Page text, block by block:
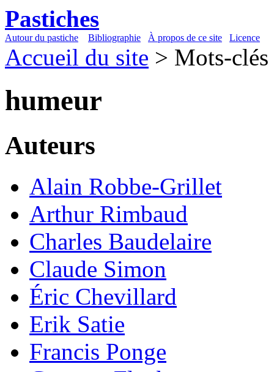
Pastiches
Autour du pastiche Bibliographie À propos de ce site Licence
Accueil du site > Mots-
humeur
Auteurs
Alain Robbe-Grillet
Arthur Rimbaud
Charles Baudelaire
Claude Simon
Éric Chevillard
Erik Satie
Francis Ponge